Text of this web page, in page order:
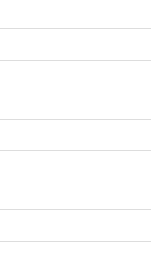
Presidente
eletto Presidente
l’Assemblea del
Vet33